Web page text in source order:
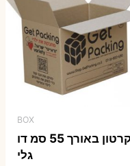
BOX
קרטון באורך 55 סמ דו
גלי